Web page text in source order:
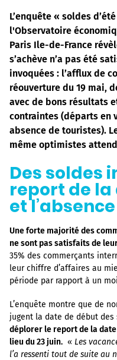
L’enquête « soldes
l'Observatoire
Paris Ile-de-France
s’achève n’a pas été
invoquées : l’afflux de
réouverture du 19 mai,
avec de bons résultats
contraintes (départs en
absence de touristes).
même optimistes
Des soldes
report de
et
Une forte majorité des
ne sont pas satisfaits de
35% des commerçants
leur chiffre d’affaires au
période par rapport à un
L’enquête montre que de
jugent la date de début
déplorer le report de la
lieu du 23 juin. « Les
l’a ressenti tout de suite au